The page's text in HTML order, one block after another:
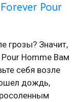
Pour
грозы? Значит,
Homme Вам
себя возле
дождь,